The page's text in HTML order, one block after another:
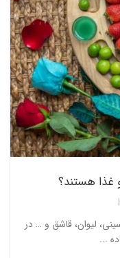
هستند؟
لیوان، قاشق و … در
...